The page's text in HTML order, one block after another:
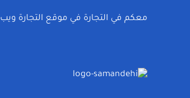
معكم في التجارة في موقع التجارة ويب